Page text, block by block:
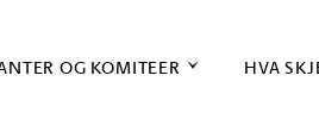
OG KOMITEER HVA